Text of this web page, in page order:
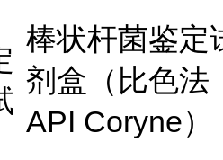
棒状杆菌鉴定
剂盒（比色法
API Coryne）